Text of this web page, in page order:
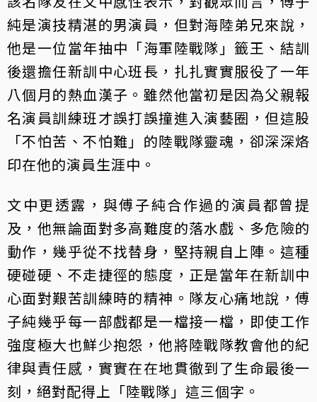
純是演技精湛的男演員，但對海陸弟兄來說，
他是一位當年抽中「海軍陸戰隊」籤王、結訓
後還擔任新訓中心班長，扎扎實實服役了一年
八個月的熱血漢子。雖然他當初是因為父親報
名演員訓練班才誤打誤撞進入演藝圈，但這股
「不怕苦、不怕難」的陸戰隊靈魂，卻深深烙
印在他的演員生涯中。
文中更透露，與傅子純合作過的演員都曾提
及，他無論面對多高難度的落水戲、多危險的
動作，幾乎從不找替身，堅持親自上陣。這種
硬碰硬、不走捷徑的態度，正是當年在新訓中
心面對艱苦訓練時的精神。隊友心痛地說，傅
子純幾乎每一部戲都是一檔接一檔，即使工作
強度極大也鮮少抱怨，他將陸戰隊教會他的紀
律與責任感，實實在在地貫徹到了生命最後一
刻，絕對配得上「陸戰隊」這三個字。